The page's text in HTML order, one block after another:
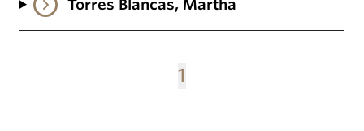
Torres Blancas, Martha
1